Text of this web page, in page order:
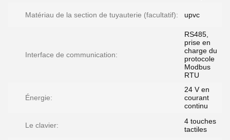
Matériau de la section de tuyauterie (facultatif): upvc
Interface de communication:
RS485,
prise en
charge du
protocole
Modbus
RTU
Énergie:
24 V en
courant
continu
Le clavier:
4 touches
tactiles